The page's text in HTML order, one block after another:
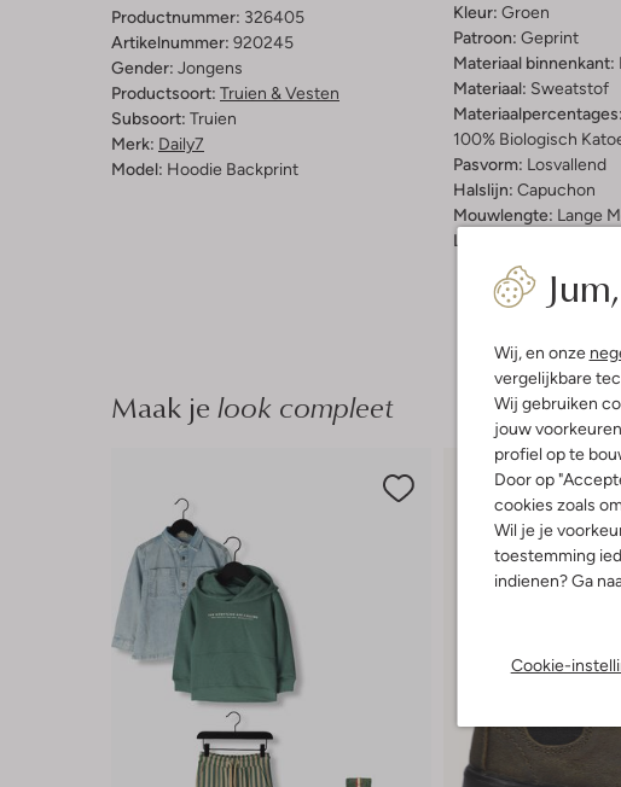
Wij, en onze
vergelijkbare
Wij gebruiken
jouw
profiel op te
Door op
cookies zoals
Wil je je
toestemming
indienen? Ga
Cookie-
Productnummer: 326405
Artikelnummer: 920245
Gender: Jongens
Productsoort: Truien & Vesten
Subsoort: Truien
Merk: Daily7
Model: Hoodie Backprint
Kleur: Groen
Patroon: Geprint
Materiaal binnenkant:
Materiaal: Sweatstof
Materiaalpercentages:
100% Biologisch
Pasvorm: Losvallend
Halslijn: Capuchon
Mouwlengte: Lange
Lengte:
Maak je look compleet